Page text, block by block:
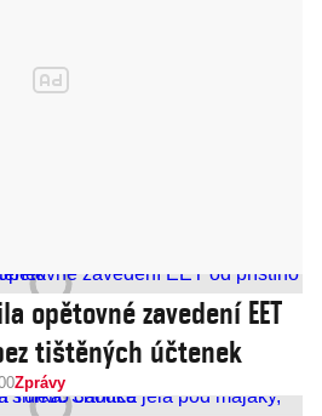
opětovné zavedení EET
tištěných účtenek
Zprávy